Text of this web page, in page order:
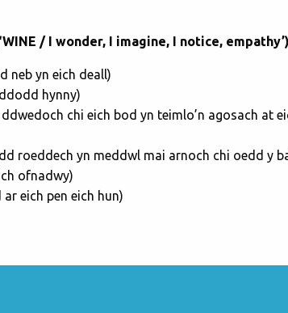
/ I wonder, I imagine, I notice, empathy’)
neb yn eich deall)
hynny)
chi eich bod yn teimlo’n agosach at
roeddech yn meddwl mai arnoch chi oedd y
ofnadwy)
eich pen eich hun)